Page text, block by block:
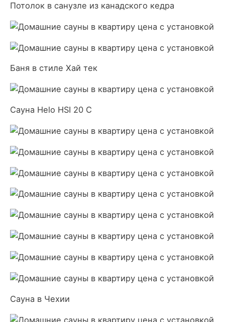
Потолок в санузле из канадского кедра
Баня в стиле Хай тек
Сауна Helo HSI 20 C
Сауна в Чехии